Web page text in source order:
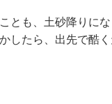
ことも、土砂降りに
したら、出先で酷